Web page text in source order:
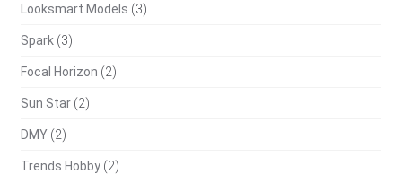
Looksmart Models (3)
Spark (3)
Focal Horizon (2)
Sun Star (2)
DMY (2)
Trends Hobby (2)